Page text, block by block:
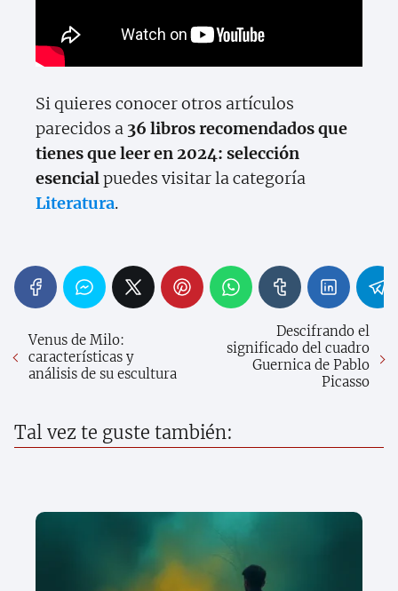
Si quieres conocer otros artículos
parecidos a 36 libros recomendados que
tienes que leer en 2024: selección
esencialpuedes visitar la categoría
Literatura.
Venus de Milo:
características y
análisis de su escultura
Descifrando el
significado del cuadro
Guernica de Pablo
Picasso
Tal vez te guste también: